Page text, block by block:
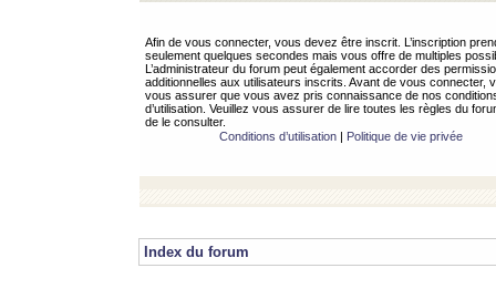
Afin de vous connecter, vous devez être inscrit. L’inscription
seulement quelques secondes mais vous offre de multiples
L’administrateur du forum peut également accorder des
additionnelles aux utilisateurs inscrits. Avant de vous connecter,
vous assurer que vous avez pris connaissance de nos
d’utilisation. Veuillez vous assurer de lire toutes les règles du
de le consulter.
Conditions d’utilisation| Politique de vie privée
Index du forum